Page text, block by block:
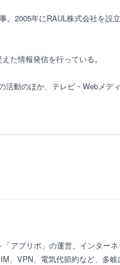
2005年にRAUL株式会社を設
た情報発信を行っている。
動のほか、テレビ・Webメデ
アプリポ」の運営、インター
、VPN、電気代節約など、多